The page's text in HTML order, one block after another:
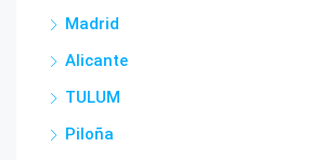
Madrid
Alicante
TULUM
Piloña